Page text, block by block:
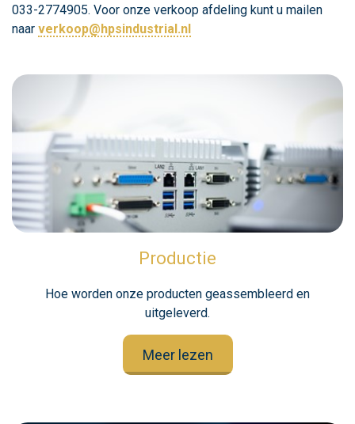
033-2774905. Voor onze verkoop afdeling kunt u mailen
naar verkoop@hpsindustrial.nl
Productie
Hoe worden onze producten geassembleerd en
uitgeleverd.
Meer lezen